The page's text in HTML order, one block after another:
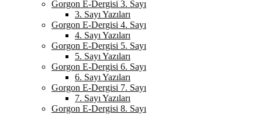
Gorgon E-Dergisi 3. Sayı
3. Sayı Yazıları
Gorgon E-Dergisi 4. Sayı
4. Sayı Yazıları
Gorgon E-Dergisi 5. Sayı
5. Sayı Yazıları
Gorgon E-Dergisi 6. Sayı
6. Sayı Yazıları
Gorgon E-Dergisi 7. Sayı
7. Sayı Yazıları
Gorgon E-Dergisi 8. Sayı